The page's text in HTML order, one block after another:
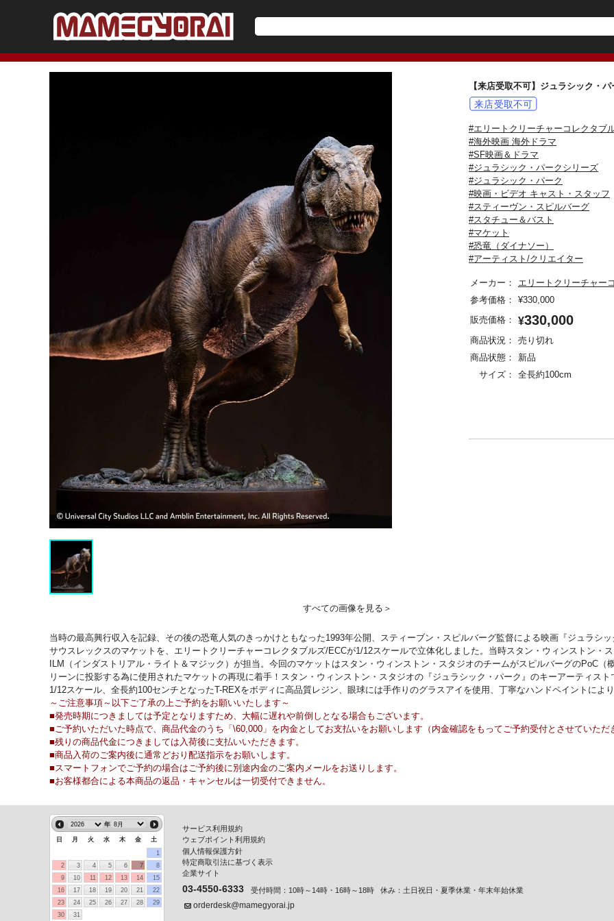
すべての画像を見る＞
【来店受取不可】ジュラシック
#エリートクリーチャーコレクタブ
#海外映画 海外ドラマ
#SF映画＆ドラマ
#ジュラシック・パークシリーズ
#ジュラシック・パーク
#映画・ビデオ キャスト・スタッフ
#スティーヴン・スピルバーグ
#スタチュー＆バスト
#マケット
#恐竜（ダイナソー）
#アーティスト/クリエイター
メーカー：
エリートクリーチャー
参考価格：
¥330,000
販売価格：
¥330,000
商品状況：
売り切れ
商品状態：
新品
サイズ：
全長約100cm
当時の最高興行収入を記録、その後の恐竜人気のきっかけともなった1993年公開、スティーブン・スピルバーグ監督による映画『ジュラシ
サウスレックスのマケットを、エリートクリーチャーコレクタブルズ/ECCが1/12スケールで立体化しました。当時スタン・ウィンストン・
ILM（インダストリアル・ライト＆マジック）が担当。今回のマケットはスタン・ウィンストン・スタジオのチームがスピルバーグのPoC
リーンに投影する為に使用されたマケットの再現に着手！スタン・ウィンストン・スタジオの『ジュラシック・パーク』のキーアーティス
1/12スケール、全長約100センチとなったT-REXをボディに高品質レジン、眼球には手作りのグラスアイを使用、丁寧なハンドペイントによ
～ご注意事項～以下ご了承の上ご予約をお願いいたします～
■発売時期につきましては予定となりますため、大幅に遅れや前倒しとなる場合もございます。
■ご予約いただいた時点で、商品代金のうち「\60,000」を内金としてお支払いをお願いします（内金確認をもってご予約受付とさせていただ
■残りの商品代金につきましては入荷後に支払いいただきます。
■商品入荷のご案内後に通常どおり配送指示をお願いします。
■スマートフォンでご予約の場合はご予約後に別途内金のご案内メールをお送りします。
■お客様都合による本商品の返品・キャンセルは一切受付できません。
年
日 月 火 水 木 金
土
1
2
3 4 5 6 7
8
9
10 11 12 13 14
15
16
17 18 19 20 21
22
23
24 25 26 27 28
29
30
31
サービス利用規約
ウェブポイント利用規約
個人情報保護方針
特定商取引法に基づく表示
企業サイト
03-4550-6333 受付時間：10時～14時・16時～18時 休み：土日祝日・夏季休業・年末年始休業
orderdesk@mamegyorai.jp